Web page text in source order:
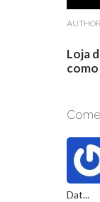
Loja
Dat...